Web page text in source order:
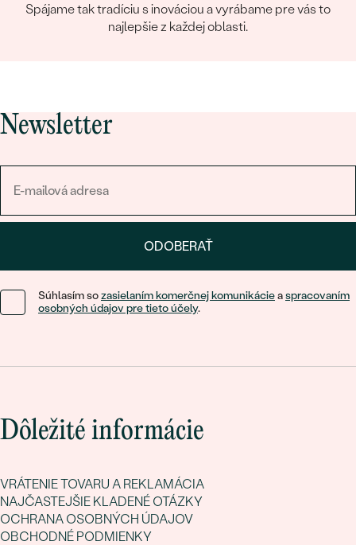
Spájame tak tradíciu s inováciou a vyrábame pre vás to
najlepšie z každej oblasti.
Newsletter
ODOBERAŤ
Súhlasím sozasielaním komerčnej komunikácieaspracovaním
osobných údajov pre tieto účely.
Dôležité informácie
VRÁTENIE TOVARU A REKLAMÁCIA
NAJČASTEJŠIE KLADENÉ OTÁZKY
OCHRANA OSOBNÝCH ÚDAJOV
OBCHODNÉ PODMIENKY